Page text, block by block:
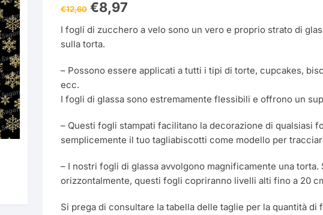
Semplice (Acetato)
Coloranti
Polvere
Vellutato
Glitter
Decorazioni
Dipping
Foglio Decorato
Foglio Oro Commestibile
Ghiaccia Brillante
Festa – Party Feste a Tema
Bomboniere
Candele
Accessori Aerografo Manuale
Alzata – Piedini
Beccuccio
Ingredienti Alcool Alimentare
Aromi
Giacca da Chef
Matrimonio
Festa della Donna
Pasqua
€12,60 Il
prezzo
era:
€12,60.
€8,97
è:
I fogli di zucchero a velo sono un vero e proprio strato di
sulla torta.
– Possono essere applicati a tutti i tipi di torte, cupcakes,
ecc.
I fogli di glassa sono estremamente flessibili e offrono un
– Questi fogli stampati facilitano la decorazione di qualsiasi
semplicemente il tuo tagliabiscotti come modello per
– I nostri fogli di glassa avvolgono magnificamente una torta.
orizzontalmente, questi fogli copriranno livelli alti fino a 20
Si prega di consultare la tabella delle taglie per la quantità di